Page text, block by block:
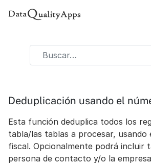
Deduplicación usando el
Esta función deduplica todos los
tabla/las tablas a procesar, usando
fiscal. Opcionalmente podrá incluir
persona de contacto y/o la